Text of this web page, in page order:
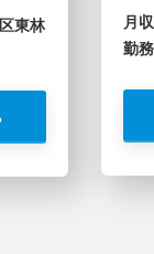
東林
月
勤